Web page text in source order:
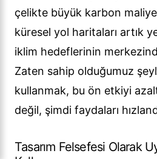
çelikte büyük karbon
küresel yol haritaları artık
iklim hedeflerinin
Zaten sahip olduğumuz
kullanmak, bu ön etkiyi
değil, şimdi faydaları
Tasarım Felsefesi Olarak